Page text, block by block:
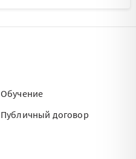
Обучение
Публичный договор